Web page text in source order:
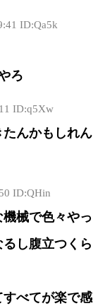
ID:Qa5k
ろ
ID:q5Xw
んかもしれん
ID:QHin
械で色々やっ
し腹立つくら
べてが楽で感